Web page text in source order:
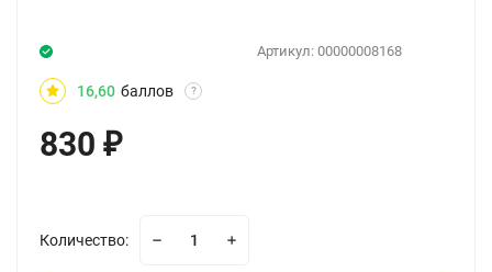
Артикул: 00000008168
16,60 баллов ?
830 ₽
Количество: